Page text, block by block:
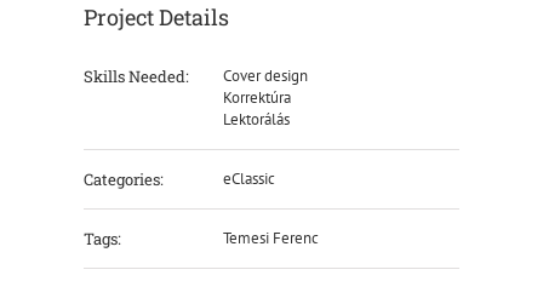
Project Details
Skills Needed:
Cover design
Korrektúra
Lektorálás
Categories: eClassic
Tags: Temesi Ferenc